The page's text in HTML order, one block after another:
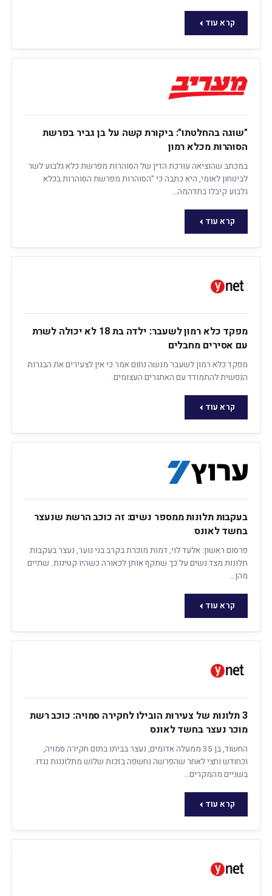
קרא עוד
"שוגה בהחלטתו": ביקורת קשה על בן גביר בפרשת
הסוהרות מכלא רמון
במכתב שהוציאה עורכת הדין של הסוהרות מפרשת כלא גלבוע לשר
לביטחון לאומי, היא כתבה כי "הסוהרות מפרשת הסוהרות בכלא
גלבוע קיבלו בתדהמה…
קרא עוד
מפקד כלא רמון לשעבר: ילדה בת 18 לא יכולה לשרת
עם אסירים מחבלים
מפקד כלא רמון לשעבר מנשה נחום אמר כי אין לצעירים את הבגרות
הנפשית להתמודד עם האתגרים העצומים.
קרא עוד
בעקבות תלונות ממספר נשים: זה כוכב הרשת שנעצר
בחשד לאונס
פרסום ראשון: אלעד לוי, דמות מוכרת בקרב בני נוער, נעצר בעקבות
תלונות מצד נשים על כך שתקף אותן לכאורה כשהיו קטינות. שתיים
מהן…
קרא עוד
3 תלונות של צעירות הובילו לחקירה סמויה: כוכב רשת
מוכר נעצר בחשד לאונס
החשוד, בן 35 ממעלה אדומים, נעצר בביתו בתום חקירה סמויה,
וכחודש וחצי לאחר שהפרשה נחשפה בזכות שלוש מתלוננות נגדו.
בשניים מהמקרים…
קרא עוד